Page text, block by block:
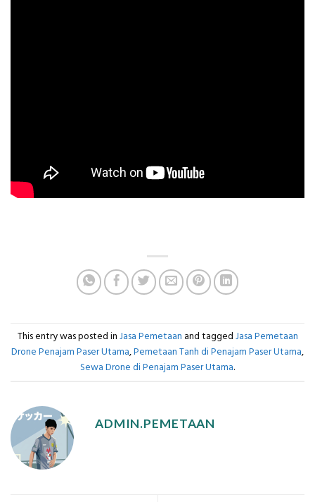
This entry was posted in Jasa Pemetaan and tagged Jasa Pemetaan
Drone Penajam Paser Utama,Pemetaan Tanh di Penajam Paser Utama,
Sewa Drone di Penajam Paser Utama.
ADMIN.PEMETAAN